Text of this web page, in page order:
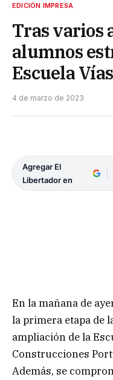
EDICIÓN IMPRESA
Tras varios
alumnos
Escuela
4 de marzo de 2023
Agregar El
Libertador en
En la mañana de
la primera etapa de
ampliación de la
Construcciones
Además, se